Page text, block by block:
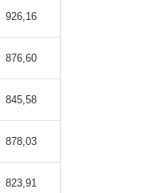
926,16
876,60
845,58
878,03
823,91